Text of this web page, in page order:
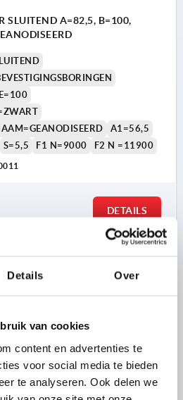
Details Over
van cookies
content en advertenties te
voor social media te bieden
te analyseren. Ook delen we
SLUITEND A=82,5, B=100,
A1=56,5
S=5,5 F1 N=9000 F2 N =11900
DETAILS
SLUITEND A=82,5, B=100,
GEANODISEERD